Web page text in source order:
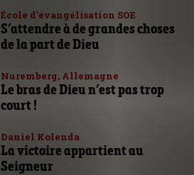
École d’évangélisation SOE
S’attendre à de grandes choses
de la part de Dieu
Nuremberg, Allemagne
Le bras de Dieu n’est pas trop
court !
Daniel Kolenda
La victoire appartient au
Seigneur